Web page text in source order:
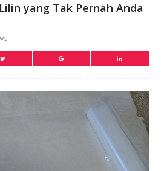
yang Tak Pernah Anda